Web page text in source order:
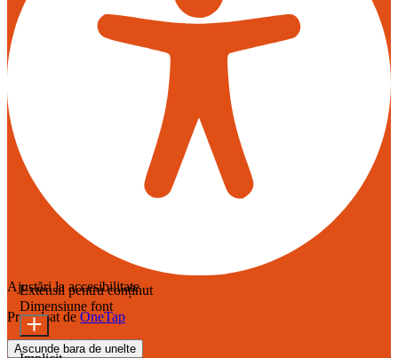
Ajustări la accesibilitate
Propulsat de OneTap
Ascunde bara de unelte
Extensii pentru conținut
Dimensiune font